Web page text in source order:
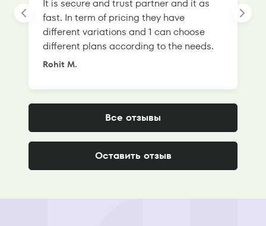
It is secure and trust partner and it as
fast. In term of pricing they have
different variations and 1 can choose
different plans according to the needs.
Rohit M.
Все отзывы
Оставить отзыв